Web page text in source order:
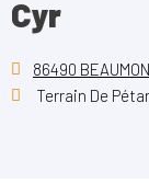
Cyr
86490
Terrain De